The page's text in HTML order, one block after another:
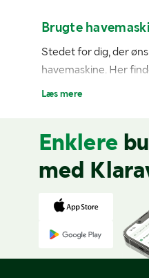
Brugte
Stedet for dig, der
havemaskine. Her
plæneklippere og
Læs mere
Enklere
med